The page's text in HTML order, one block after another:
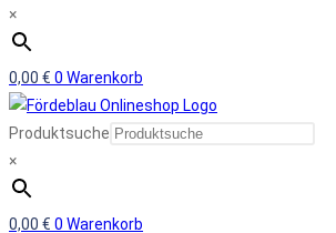
×
0,00 € 0 Warenkorb
Produktsuche
×
0,00 € 0 Warenkorb